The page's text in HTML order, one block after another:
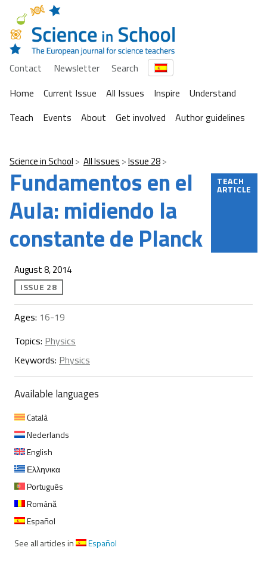
Contact Newsletter
Search
Home
Current Issue All Issues Inspire
Understand
Teach
Events About Get involved Author guidelines
Science in School All Issues Issue 28
Fundamentos en el
Aula: midiendo la
constante de Planck
TEACH
ARTICLE
August 8, 2014
ISSUE 28
Ages: 16-19
Topics: Physics
Keywords: Physics
Available languages
Català
Nederlands
English
Ελληνικα
Português
Română
Español
See all articles in
Español